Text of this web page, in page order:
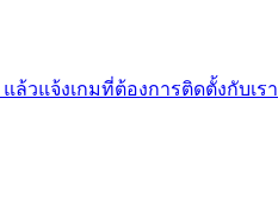
ล้วแจ้งเกมที่ต้องการติดตั้งกับเรา